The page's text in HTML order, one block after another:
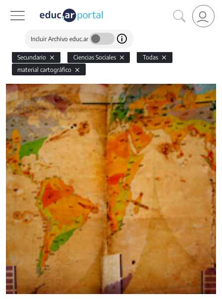
Incluir Archivo educ.ar
Secundario Ciencias Sociales
Todas
material cartográfico